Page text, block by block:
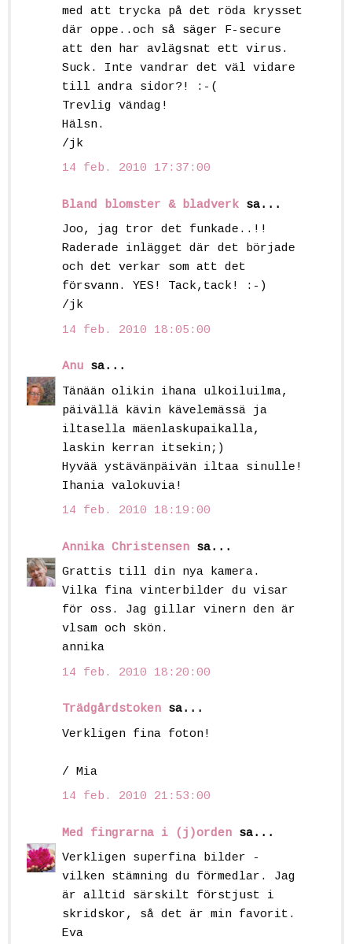
med att trycka på det röda krysset
där oppe..och så säger F-secure
att den har avlägsnat ett virus.
Suck. Inte vandrar det väl vidare
till andra sidor?! :-(
Trevlig vändag!
Hälsn.
/jk
14 feb. 2010 17:37:00
Bland blomster & bladverk sa...
Joo, jag tror det funkade..!!
Raderade inlägget där det började
och det verkar som att det
försvann. YES! Tack,tack! :-)
/jk
14 feb. 2010 18:05:00
Anu sa...
Tänään olikin ihana ulkoiluilma,
päivällä kävin kävelemässä ja
iltasella mäenlaskupaikalla,
laskin kerran itsekin;)
Hyvää ystävänpäivän iltaa sinulle!
Ihania valokuvia!
14 feb. 2010 18:19:00
Annika Christensen sa...
Grattis till din nya kamera.
Vilka fina vinterbilder du visar
för oss. Jag gillar vinern den är
vlsam och skön.
annika
14 feb. 2010 18:20:00
Trädgårdstoken sa...
Verkligen fina foton!
/ Mia
14 feb. 2010 21:53:00
Med fingrarna i (j)orden sa...
Verkligen superfina bilder -
vilken stämning du förmedlar. Jag
är alltid särskilt förstjust i
skridskor, så det är min favorit.
Eva